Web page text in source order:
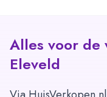
Alles voor de
Eleveld